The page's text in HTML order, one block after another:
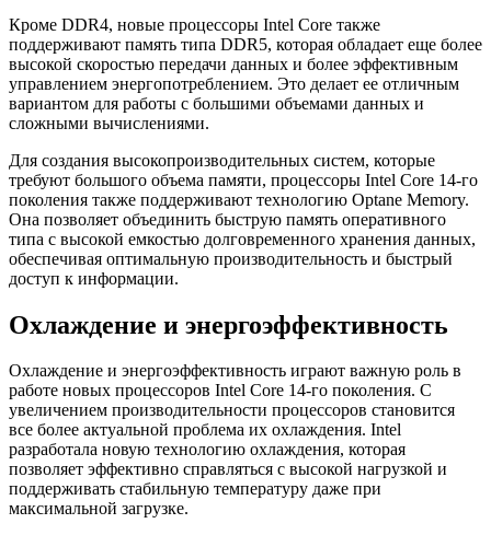
Кроме DDR4, новые процессоры Intel Core также
поддерживают память типа DDR5, которая обладает еще более
высокой скоростью передачи данных и более эффективным
управлением энергопотреблением. Это делает ее отличным
вариантом для работы с большими объемами данных и
сложными вычислениями.
Для создания высокопроизводительных систем, которые
требуют большого объема памяти, процессоры Intel Core 14-го
поколения также поддерживают технологию Optane Memory.
Она позволяет объединить быструю память оперативного
типа с высокой емкостью долговременного хранения данных,
обеспечивая оптимальную производительность и быстрый
доступ к информации.
Охлаждение и энергоэффективность
Охлаждение и энергоэффективность играют важную роль в
работе новых процессоров Intel Core 14-го поколения. С
увеличением производительности процессоров становится
все более актуальной проблема их охлаждения. Intel
разработала новую технологию охлаждения, которая
позволяет эффективно справляться с высокой нагрузкой и
поддерживать стабильную температуру даже при
максимальной загрузке.